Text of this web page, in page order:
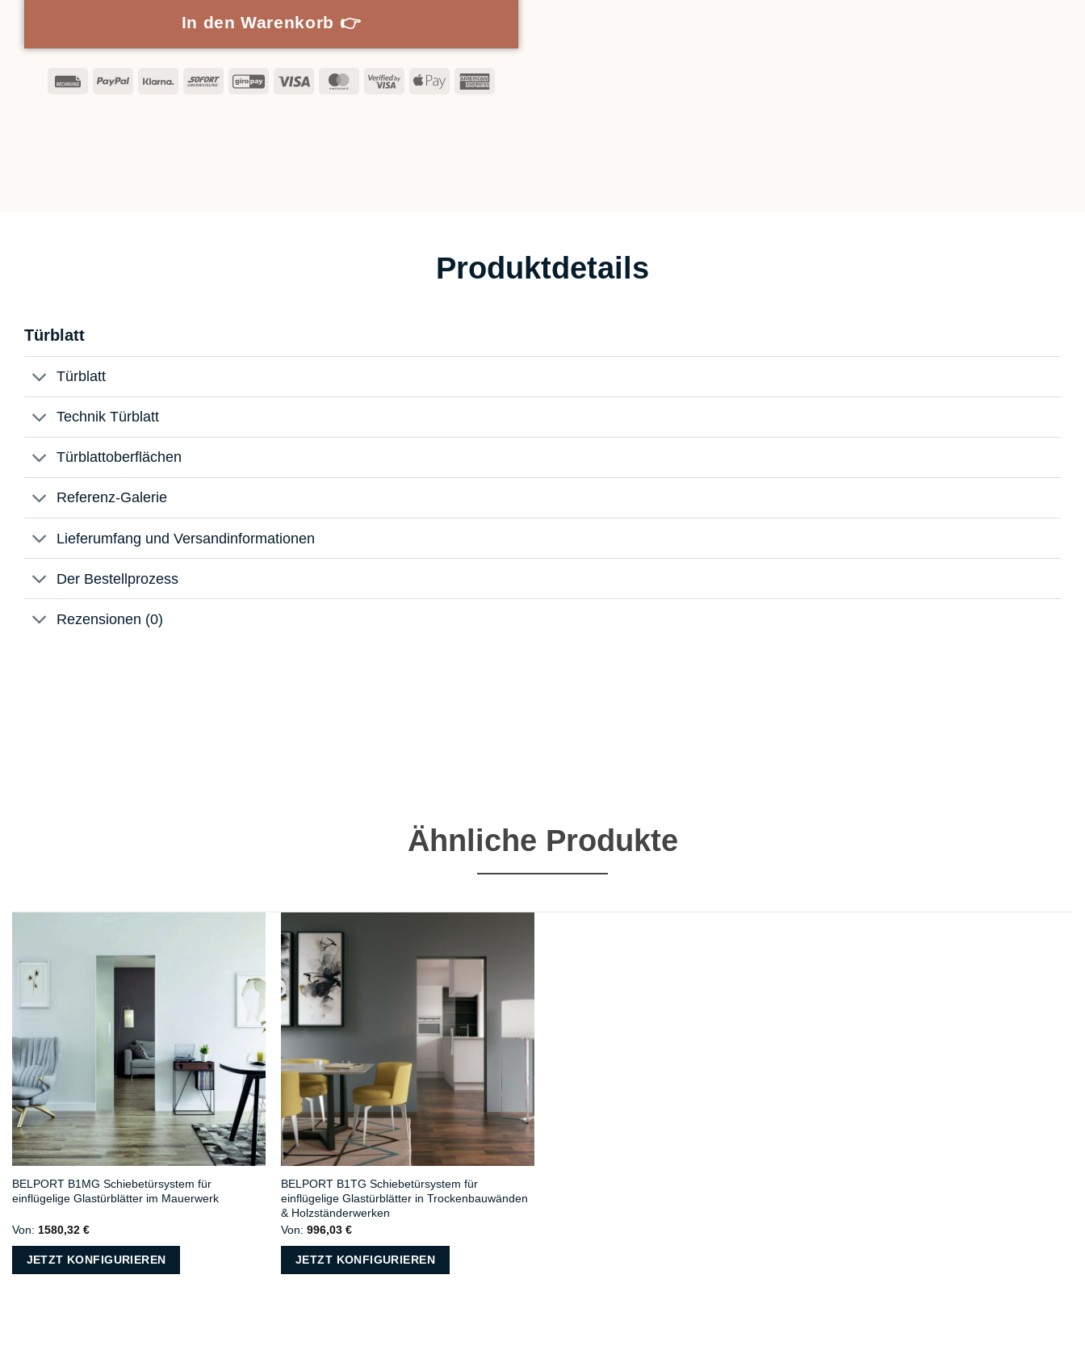
In den Warenkorb 👉
RechungPayPal Klarna Sofort GiroPay Visa MasterCard
Visa
Apple
Produktdetails
Türblatt
Türblatt
Technik Türblatt
Türblattoberflächen
Referenz-Galerie
Lieferumfang und Versandinformationen
Der Bestellprozess
Rezensionen (0)
Ähnliche Produkte
BELPORT B1MG Schiebetürsystem für
einflügelige Glastürblätter im Mauerwerk
Von: 1580,32 €
JETZT KONFIGURIEREN
BELPORT B1TG Schiebetürsystem für
einflügelige Glastürblätter in Trockenbauwänden
& Holzständerwerken
Von:996,03€
JETZT KONFIGURIEREN